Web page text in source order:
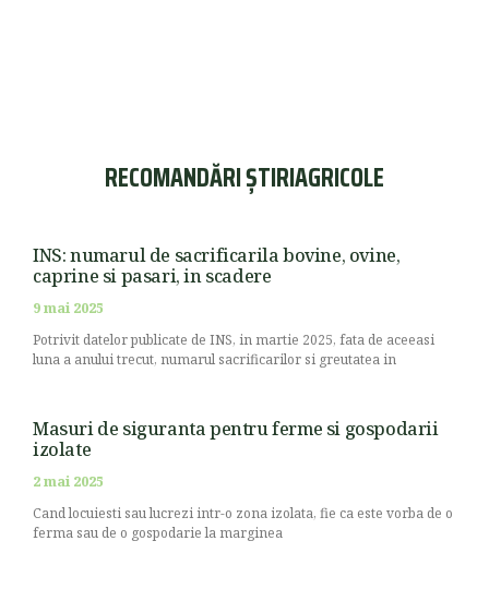
RECOMANDĂRI ȘTIRIAGRICOLE
INS: numarul de sacrificarila bovine, ovine,
caprine si pasari, in scadere
9 mai 2025
Potrivit datelor publicate de INS, in martie 2025, fata de aceeasi
luna a anului trecut, numarul sacrificarilor si greutatea in
Masuri de siguranta pentru ferme si gospodarii
izolate
2 mai 2025
Cand locuiesti sau lucrezi intr-o zona izolata, fie ca este vorba de o
ferma sau de o gospodarie la marginea